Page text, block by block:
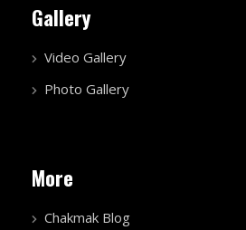
Gallery
Video Gallery
Photo Gallery
More
Chakmak Blog